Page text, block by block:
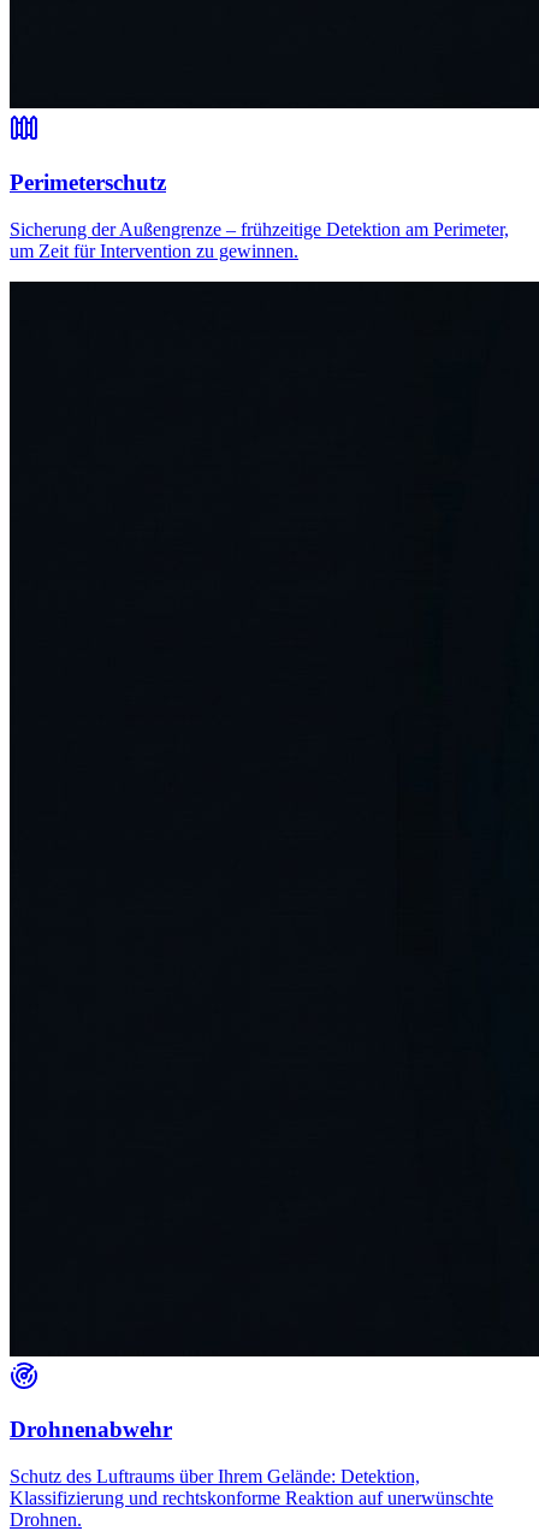
Perimeterschutz
Sicherung der Außengrenze – frühzeitige Detektion am Perimeter,
um Zeit für Intervention zu gewinnen.
Drohnenabwehr
Schutz des Luftraums über Ihrem Gelände: Detektion,
Klassifizierung und rechtskonforme Reaktion auf unerwünschte
Drohnen.